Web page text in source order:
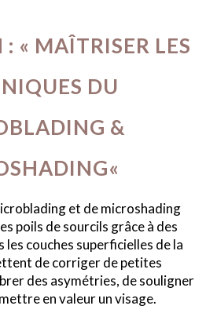
« MAÎTRISER LES
DU
&
«
et de microshading
poils de sourcils grâce à des
les couches superficielles de la
de corriger de petites
des asymétries, de souligner
en valeur un visage.